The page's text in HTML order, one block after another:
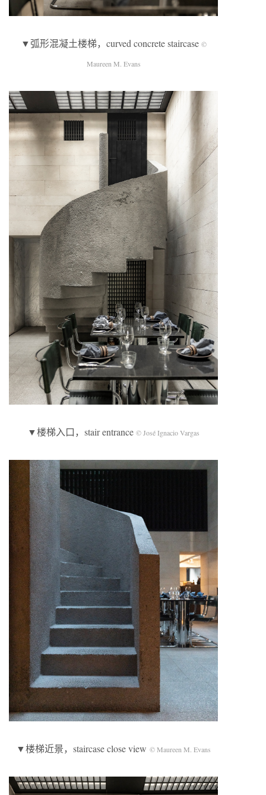
▼弧形混凝土楼梯，curved concrete staircase ©
Maureen M. Evans
▼楼梯入口，stair entrance © José Ignacio Vargas
▼楼梯近景，staircase close view © Maureen M. Evans